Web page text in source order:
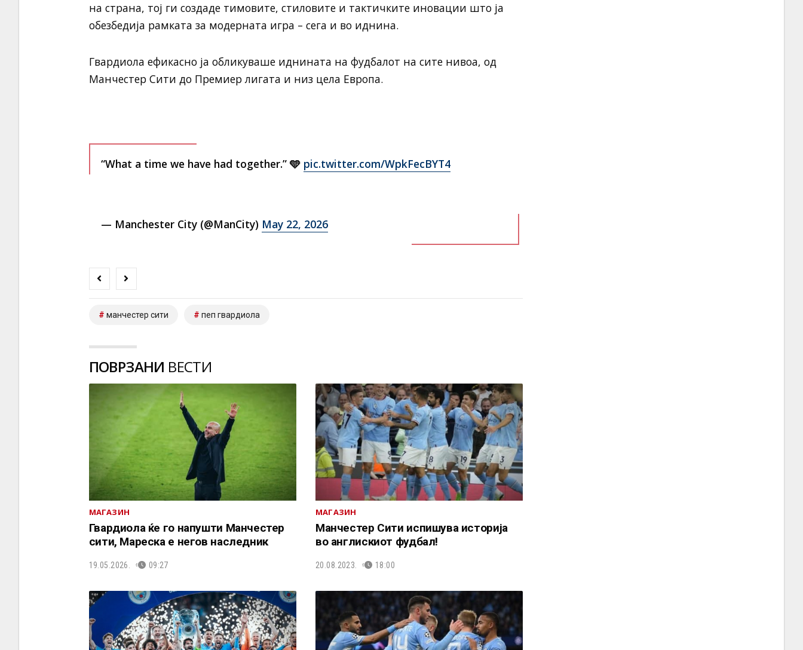
на страна, тој ги создаде тимовите, стиловите и тактичките иновации што ја
обезбедија рамката за модерната игра – сега и во иднина.
Гвардиола ефикасно ја обликуваше иднината на фудбалот на сите нивоа, од
Манчестер Сити до Премиер лигата и низ цела Европа.
“What a time we have had together.” 🩵 pic.twitter.com/WpkFecBYT4
— Manchester City (@ManCity) May 22, 2026
манчестер сити пеп гвардиола
ПОВРЗАНИ ВЕСТИ
МАГАЗИН
Гвардиола ќе го напушти Манчестер
сити, Мареска е негов наследник
19.05.2026. 09:27
МАГАЗИН
Манчестер Сити испишува историја
во англискиот фудбал!
20.08.2023. 18:00